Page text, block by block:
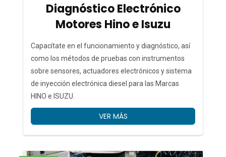
Diagnóstico Electrónico
Motores Hino e Isuzu
Capacítate en el funcionamiento y diagnóstico, así
como los métodos de pruebas con instrumentos
sobre sensores, actuadores electrónicos y sistema
de inyección electrónica diesel para las Marcas
HINO e ISUZU.
VER MÁS